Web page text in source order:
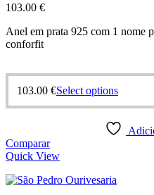
103.00 €
Anel em prata 925 com 1 nome
conforfit
103.00 €Select optionsThis
multiple
Comparar
Quick View